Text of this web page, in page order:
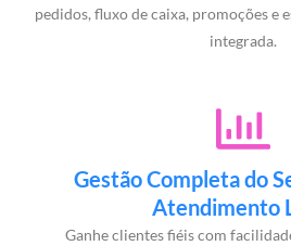
pedidos, fluxo de caixa, promoções e
integrada.
Gestão Completa do
Atendimento
Ganhe clientes fiéis com